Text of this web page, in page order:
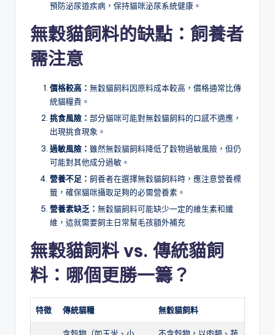
預防泌尿道疾病，保持貓咪泌尿系統健康。
無穀貓飼料的缺點：飼養者
需注意
價格較高： 無穀貓飼料因原料成本較高，價格通常比傳
統貓糧貴。
挑食風險： 部分貓咪可能對無穀貓飼料的口感不適應，
出現挑食現象。
過敏風險： 雖然無穀貓飼料降低了穀物過敏風險，但仍
可能對其他成分過敏。
營養不足： 飼養者在選擇無穀貓飼料時，應注意營養標
籤，確保貓咪攝取足夠的必需營養素。
營養素缺乏： 無穀貓飼料可能缺少一定的維生素和纖
維，這就需要飼主日常幫毛孩額外補充
無穀貓飼料 vs. 傳統貓飼
料：哪個更勝一籌？
特徵 傳統貓糧 無穀貓飼料